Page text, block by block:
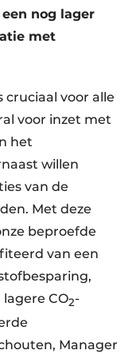
nog lager
met
cruciaal voor alle
voor inzet met
het
willen
van de
Met deze
beproefde
van een
CO2-
Manager